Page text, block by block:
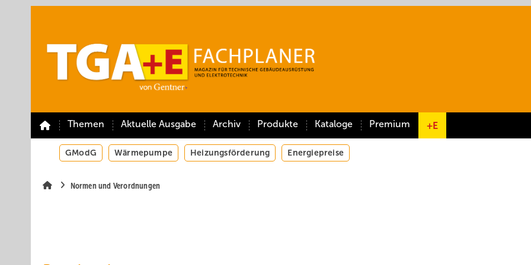
Themen Aktuelle Ausgabe Archiv Produkte Kataloge Premium +E
GModG Wärmepumpe Heizungsförderung Energiepreise
Normen und Verordnungen